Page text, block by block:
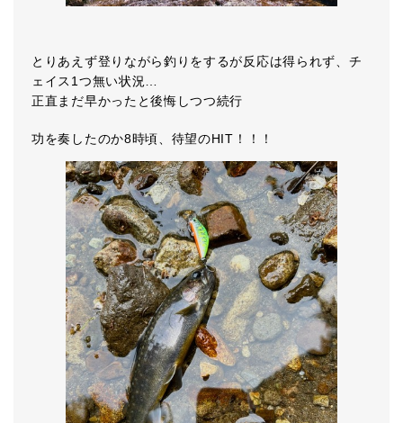
とりあえず登りながら釣りをするが反応は得られず、チ
ェイス1つ無い状況…
正直まだ早かったと後悔しつつ続行
功を奏したのか8時頃、待望のHIT！！！